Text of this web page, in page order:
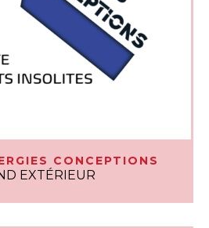
CONCEPTIONS
EXTÉRIEUR